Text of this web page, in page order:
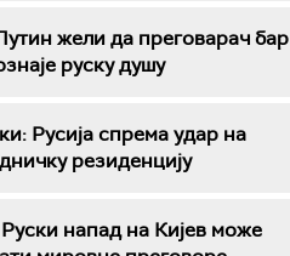
жели да преговарач бар
руску душу
Русија спрема удар на
резиденцију
напад на Кијев може